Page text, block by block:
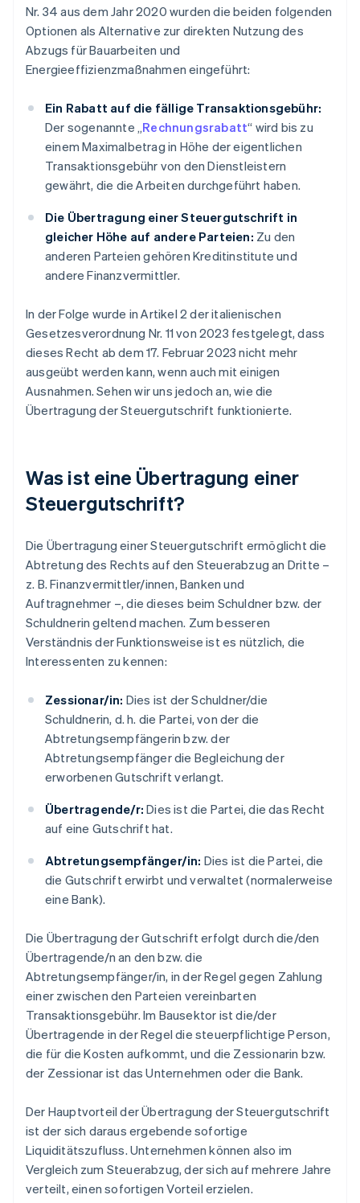
Nr. 34 aus dem Jahr 2020 wurden die beiden folgenden
Optionen als Alternative zur direkten Nutzung des
Abzugs für Bauarbeiten und
Energieeffizienzmaßnahmen eingeführt:
Ein Rabatt auf die fällige Transaktionsgebühr:
Der sogenannte „Rechnungsrabatt“ wird bis zu
einem Maximalbetrag in Höhe der eigentlichen
Transaktionsgebühr von den Dienstleistern
gewährt, die die Arbeiten durchgeführt haben.
Die Übertragung einer Steuergutschrift in
gleicher Höhe auf andere Parteien: Zu den
anderen Parteien gehören Kreditinstitute und
andere Finanzvermittler.
In der Folge wurde in Artikel 2 der italienischen
Gesetzesverordnung Nr. 11 von 2023 festgelegt, dass
dieses Recht ab dem 17. Februar 2023 nicht mehr
ausgeübt werden kann, wenn auch mit einigen
Ausnahmen. Sehen wir uns jedoch an, wie die
Übertragung der Steuergutschrift funktionierte.
Was ist eine Übertragung einer
Steuergutschrift?
Die Übertragung einer Steuergutschrift ermöglicht die
Abtretung des Rechts auf den Steuerabzug an Dritte –
z. B. Finanzvermittler/innen, Banken und
Auftragnehmer –, die dieses beim Schuldner bzw. der
Schuldnerin geltend machen. Zum besseren
Verständnis der Funktionsweise ist es nützlich, die
Interessenten zu kennen:
Zessionar/in: Dies ist der Schuldner/die
Schuldnerin, d. h. die Partei, von der die
Abtretungsempfängerin bzw. der
Abtretungsempfänger die Begleichung der
erworbenen Gutschrift verlangt.
Übertragende/r: Dies ist die Partei, die das Recht
auf eine Gutschrift hat.
Abtretungsempfänger/in: Dies ist die Partei, die
die Gutschrift erwirbt und verwaltet (normalerweise
eine Bank).
Die Übertragung der Gutschrift erfolgt durch die/den
Übertragende/n an den bzw. die
Abtretungsempfänger/in, in der Regel gegen Zahlung
einer zwischen den Parteien vereinbarten
Transaktionsgebühr. Im Bausektor ist die/der
Übertragende in der Regel die steuerpflichtige Person,
die für die Kosten aufkommt, und die Zessionarin bzw.
der Zessionar ist das Unternehmen oder die Bank.
Der Hauptvorteil der Übertragung der Steuergutschrift
ist der sich daraus ergebende sofortige
Liquiditätszufluss. Unternehmen können also im
Vergleich zum Steuerabzug, der sich auf mehrere Jahre
verteilt, einen sofortigen Vorteil erzielen.